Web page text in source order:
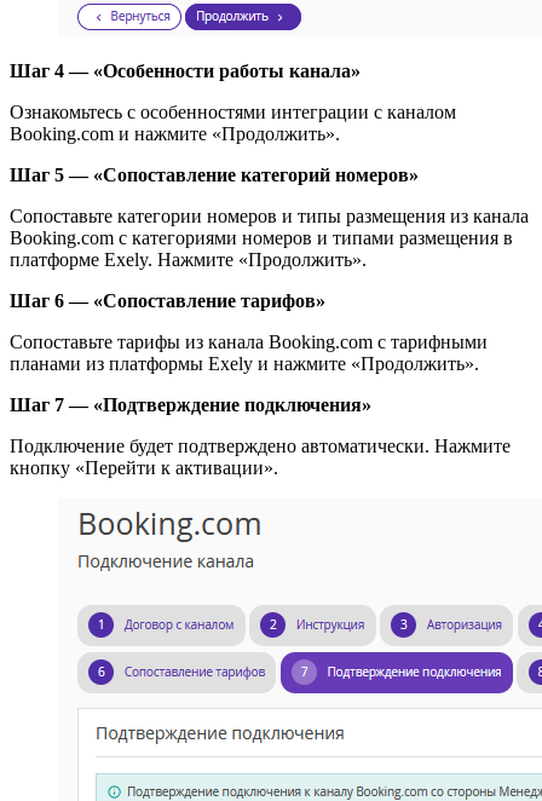
Шаг 4 — «Особенности работы канала»
Ознакомьтесь с особенностями интеграции с каналом
Booking.com и нажмите «Продолжить».
Шаг 5 — «Сопоставление категорий номеров»
Сопоставьте категории номеров и типы размещения из канала
Booking.com с категориями номеров и типами размещения в
платформе Exely. Нажмите «Продолжить».
Шаг 6 — «Сопоставление тарифов»
Сопоставьте тарифы из канала Booking.com с тарифными
планами из платформы Exely и нажмите «Продолжить».
Шаг 7 — «Подтверждение подключения»
Подключение будет подтверждено автоматически. Нажмите
кнопку «Перейти к активации».